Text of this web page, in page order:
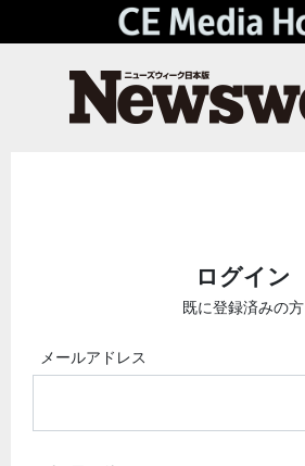
ログイン
既に登録済みの方
メールアドレス